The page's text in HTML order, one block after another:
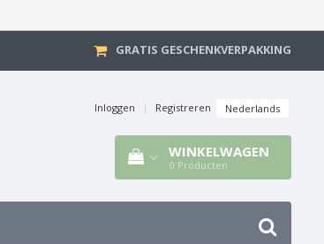
GRATIS GESCHENKVERPAKKING
Inloggen | Registreren Nederlands
WINKELWAGEN
0 Producten